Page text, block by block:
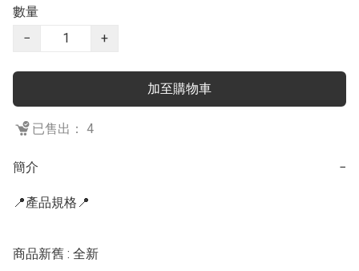
數量
−
+
加至購物車
已售出： 4
簡介 −
📍產品規格📍
商品新舊 : 全新